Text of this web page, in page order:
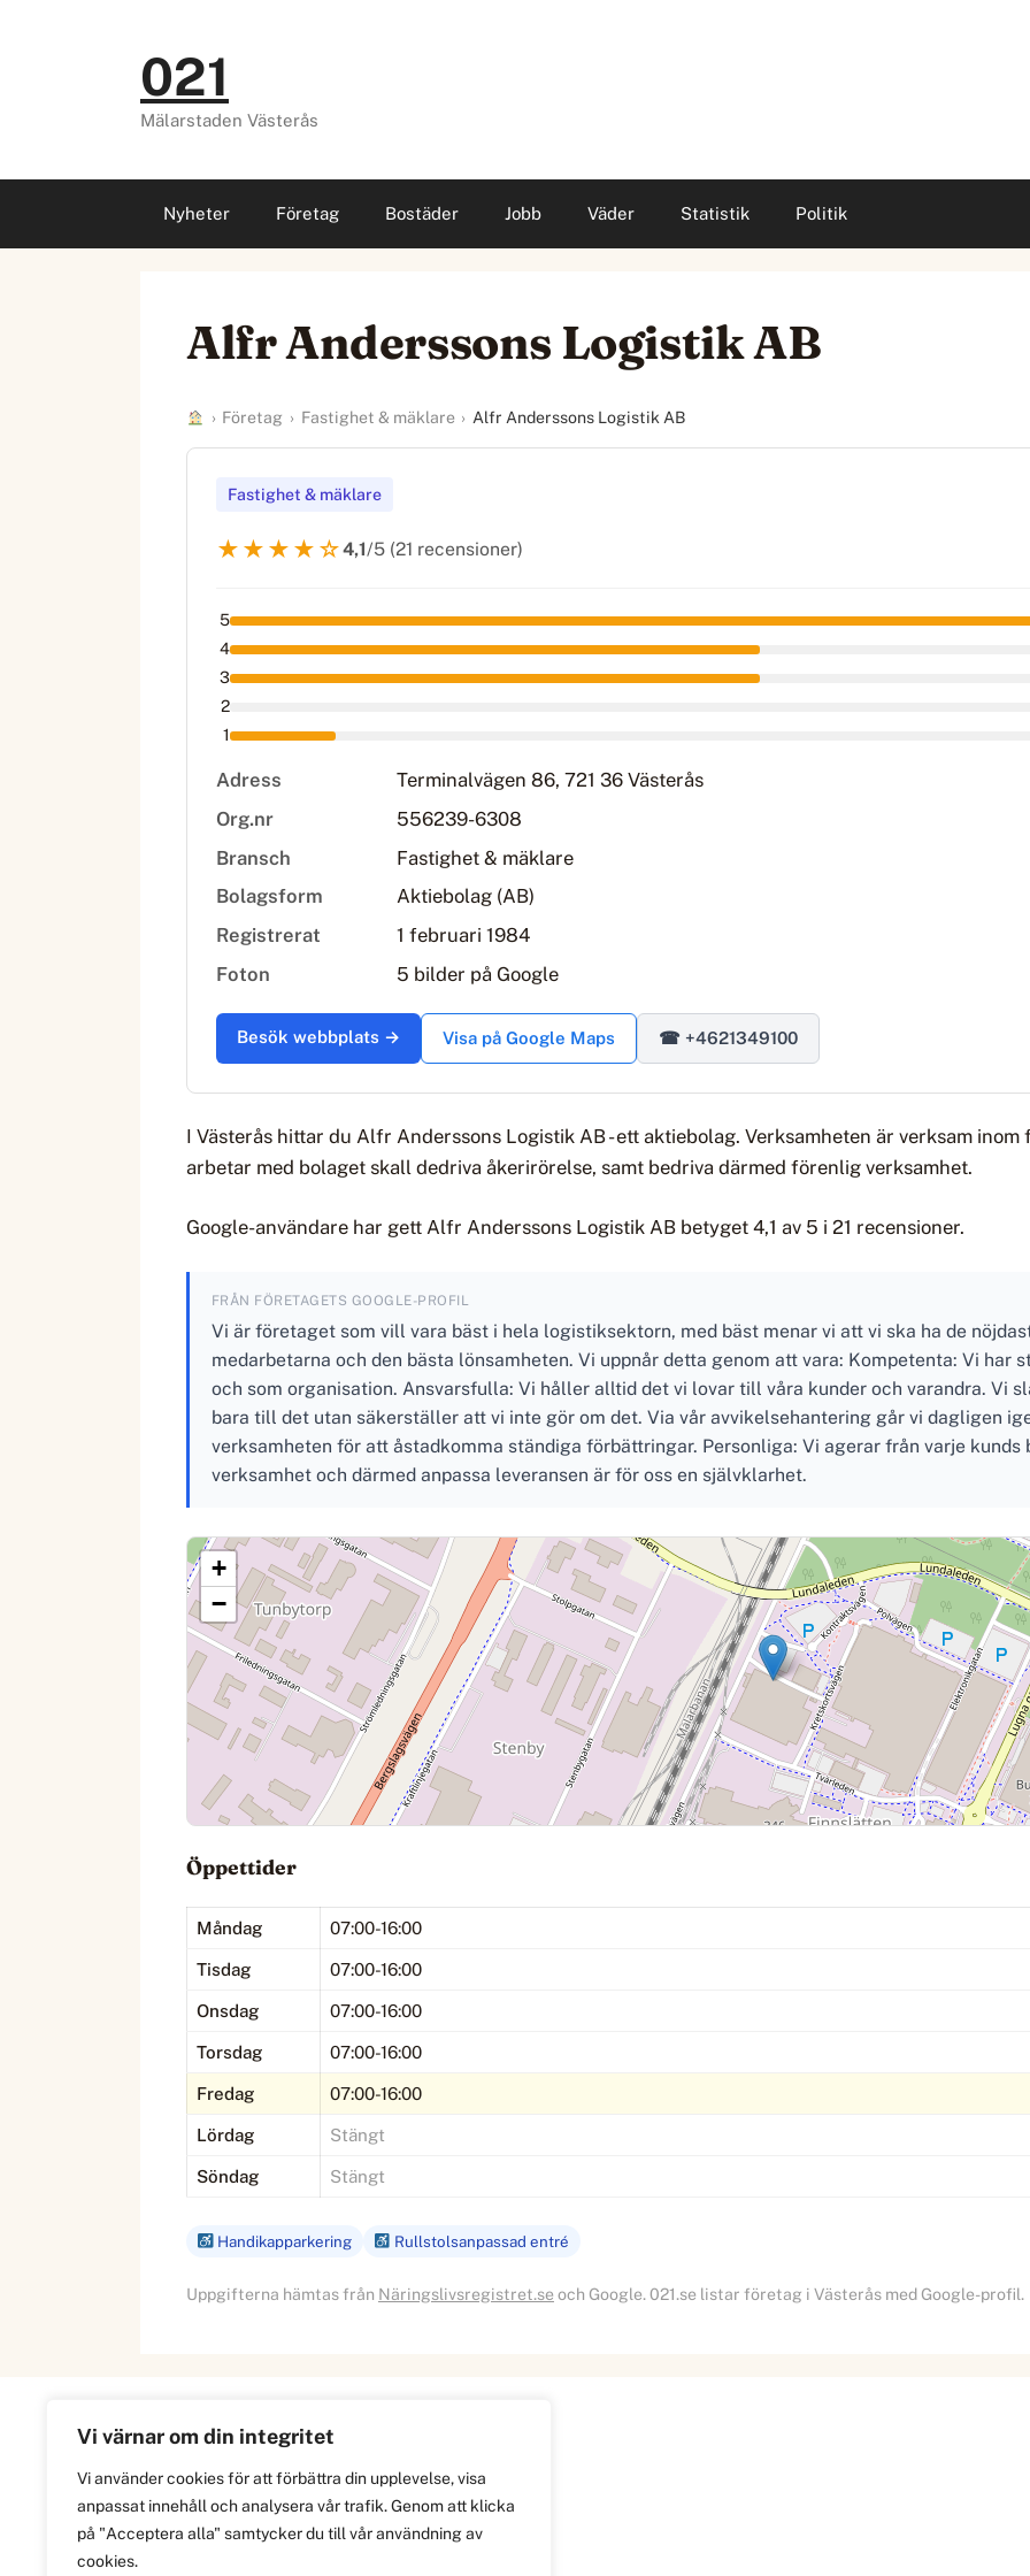
Vi värnar om din integritet
Vi använder cookies för att förbättra din upplevelse, visa
anpassat innehåll och analysera vår trafik. Genom att klicka
på "Acceptera alla" samtycker du till vår användning av
cookies.
021
Mälarstaden Västerås
Nyheter Företag Bostäder Jobb Väder Statistik Politik
Alfr Anderssons Logistik AB
› Företag › Fastighet & mäklare › Alfr Anderssons Logistik AB
Fastighet & mäklare
★★★★☆4,1/5 (21 recensioner)
5
4
3
2
1
Adress
Terminalvägen 86, 721 36 Västerås
Org.nr
556239-6308
Bransch
Fastighet & mäklare
Bolagsform
Aktiebolag (AB)
Registrerat
1 februari 1984
Foton
5 bilder på Google
Besök webbplats → Visa på Google Maps ☎ +4621349100
I Västerås hittar du Alfr Anderssons Logistik AB - ett aktiebolag. Verksamheten är verksam
arbetar med bolaget skall dedriva åkerirörelse, samt bedriva därmed förenlig verksamhet.
Google-användare har gett Alfr Anderssons Logistik AB betyget 4,1 av 5 i 21 recensioner.
FRÅN FÖRETAGETS GOOGLE-PROFIL
Vi är företaget som vill vara bäst i hela logistiksektorn, med bäst menar vi att vi ska ha de
medarbetarna och den bästa lönsamheten. Vi uppnår detta genom att vara: Kompetenta: Vi har
och som organisation. Ansvarsfulla: Vi håller alltid det vi lovar till våra kunder och varandra. Vi
bara till det utan säkerställer att vi inte gör om det. Via vår avvikelsehantering går vi dagligen
verksamheten för att åstadkomma ständiga förbättringar. Personliga: Vi agerar från varje kunds
verksamhet och därmed anpassa leveransen är för oss en självklarhet.
+
−
Öppettider
Måndag 07:00-16:00
Tisdag 07:00-16:00
Onsdag 07:00-16:00
Torsdag 07:00-16:00
Fredag 07:00-16:00
Lördag Stängt
Söndag Stängt
Handikapparkering Rullstolsanpassad entré
Uppgifterna hämtas från Näringslivsregistret.se och Google. 021.se listar företag i Västerås med Google-profil.
Information
Om
Integritetspolicy